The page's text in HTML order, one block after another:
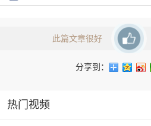
此篇文章很好
分享到：
热门视频